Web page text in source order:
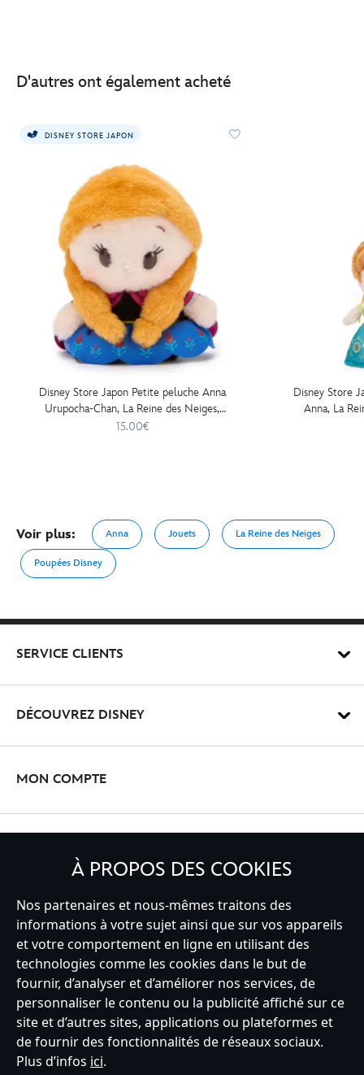
D'autres ont également acheté
DISNEY STORE JAPON
Disney Store Japon Petite peluche Anna
Urupocha-Chan, La Reine des Neiges,
13 cm
15.00€
Disney Store
Anna, La
Voir plus: Anna Jouets La Reine des Neiges
Poupées Disney
SERVICE CLIENTS
DÉCOUVREZ DISNEY
MON COMPTE
France
Service clients Conditions d’utilisation
Trouver un magasin
Plan du site
Règles de respect de la vie privée
Politique de cookies
Notice relative à la confidentialité
Conditions générales de vente
À PROPOS DES COOKIES
Nos partenaires et nous-mêmes traitons des
informations à votre sujet ainsi que sur vos appareils
et votre comportement en ligne en utilisant des
technologies comme les cookies dans le but de
fournir, d’analyser et d’améliorer nos services, de
personnaliser le contenu ou la publicité affiché sur ce
site et d’autres sites, applications ou plateformes et
de fournir des fonctionnalités de réseaux sociaux.
Plus d’infos ici.